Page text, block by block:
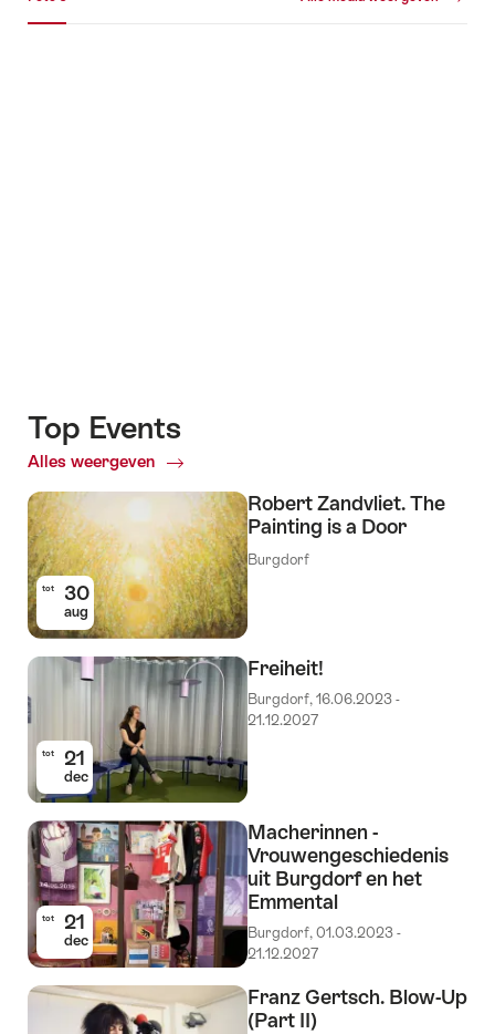
Top Events
Alles weergeven
Top
tot 30
aug
Robert Zandvliet. The
Painting is a Door
Burgdorf
tot 21
dec
Freiheit!
Burgdorf, 16.06.2023 -
21.12.2027
tot 21
dec
Macherinnen -
Vrouwengeschiedenis
uit Burgdorf en het
Emmental
Burgdorf, 01.03.2023 -
21.12.2027
Franz Gertsch. Blow-Up
(Part II)